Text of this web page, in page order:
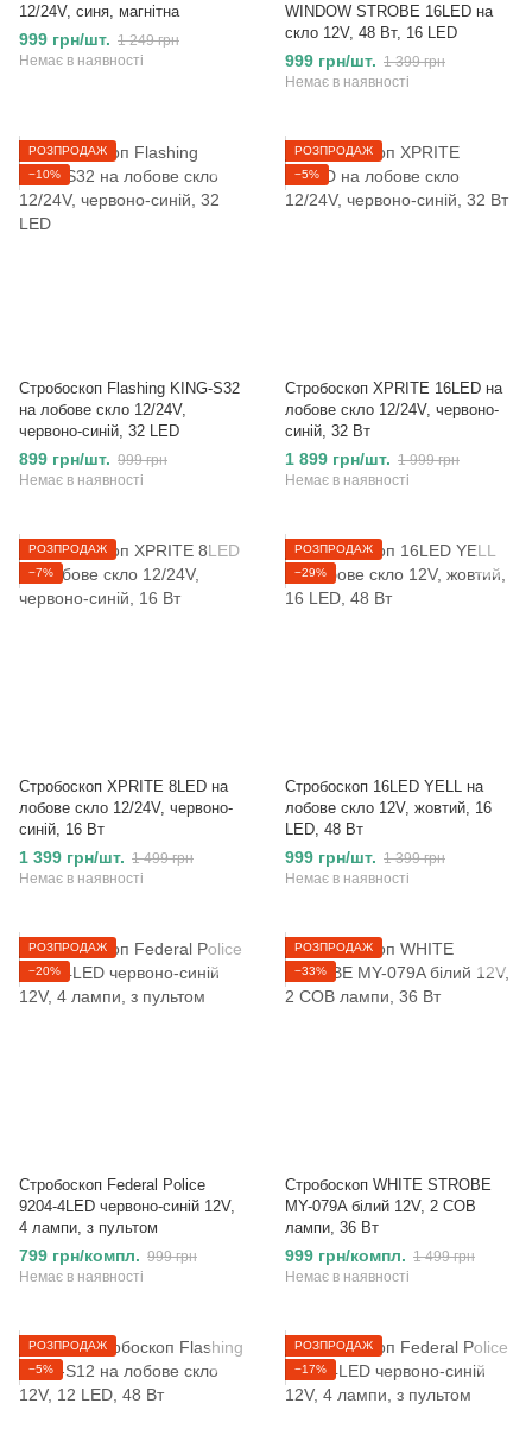
12/24V, синя, магнітна
999 грн/шт. 1 249 грн
Немає в наявності
WINDOW STROBE 16LED на
скло 12V, 48 Вт, 16 LED
999 грн/шт. 1 399 грн
Немає в наявності
РОЗПРОДАЖ
−10%
Стробоскоп Flashing KING-S32
на лобове скло 12/24V,
червоно-синій, 32 LED
899 грн/шт. 999 грн
Немає в наявності
РОЗПРОДАЖ
−5%
Стробоскоп XPRITE 16LED на
лобове скло 12/24V, червоно-
синій, 32 Вт
1 899 грн/шт. 1 999 грн
Немає в наявності
РОЗПРОДАЖ
−7%
Стробоскоп XPRITE 8LED на
лобове скло 12/24V, червоно-
синій, 16 Вт
1 399 грн/шт. 1 499 грн
Немає в наявності
РОЗПРОДАЖ
−29%
Стробоскоп 16LED YELL на
лобове скло 12V, жовтий, 16
LED, 48 Вт
999 грн/шт. 1 399 грн
Немає в наявності
РОЗПРОДАЖ
−20%
Стробоскоп Federal Police
9204-4LED червоно-синій 12V,
4 лампи, з пультом
799 грн/компл. 999 грн
Немає в наявності
РОЗПРОДАЖ
−33%
Стробоскоп WHITE STROBE
MY-079A білий 12V, 2 COB
лампи, 36 Вт
999 грн/компл. 1 499 грн
Немає в наявності
РОЗПРОДАЖ
−5%
РОЗПРОДАЖ
−17%